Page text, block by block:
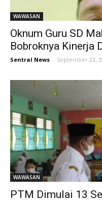
WAWASAN
Oknum Guru SD
Bobroknya Kinerja
Sentral News - September 23,
WAWASAN
PTM Dimulai 13